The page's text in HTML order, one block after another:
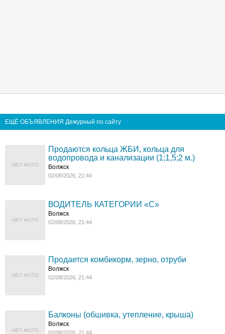
ЕЩЁ ОБЪЯВЛЕНИЯ Дежурный по сайту
НЕТ ФОТО
Продаются кольца ЖБИ, кольца для
водопровода и канализации (1;1,5;2 м.)
Волжск
02/08/2026, 21:44
НЕТ ФОТО
ВОДИТЕЛЬ КАТЕГОРИИ «C»
Волжск
02/08/2026, 21:44
НЕТ ФОТО
Продается комбикорм, зерно, отруби
Волжск
02/08/2026, 21:44
НЕТ ФОТО
Балконы (обшивка, утепление, крыша)
Волжск
02/08/2026, 21:44